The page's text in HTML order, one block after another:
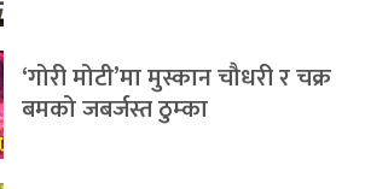
‘गोरी मोटी’मा मुस्कान चौधरी र चक्र
बमको जबर्जस्त ठुम्का